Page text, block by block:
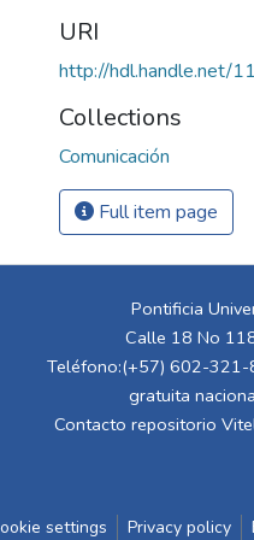
URI
http://hdl.handle.net/
Collections
Comunicación
Full item page
Pontificia
Calle 18 No
Teléfono:(+57) 602-
gratuita
Contacto repositorio
settings Privacy policy